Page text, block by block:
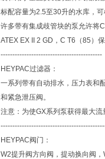
标配容量为2.5至30升的水库，
许多带有集成歧管块的泵允许将
ATEX EX II 2 GD，C T6（85）
-------------------------------------------
HEYPAC过滤器：
一系列带有自动排水，压力表和
和紧急泄压阀。
注意：为使GX系列泵获得最大
HEYPAC阀门：
W2提升阀方向阀，提动换向阀